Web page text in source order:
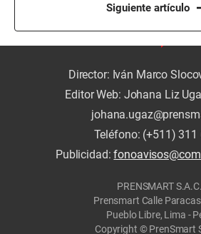
Siguiente artículo
Director: Iván Marco
Editor Web: Johana Liz
Teléfono: (+511) 311
Publicidad:
PRENSMART S.A.C.
Prensmart Calle
Pueblo Libre, Lima -
Copyright © PrenSmart